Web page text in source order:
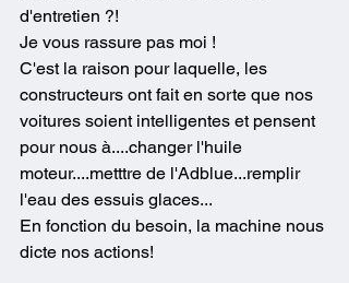
d'entretien ?!
Je vous rassure pas moi !
C'est la raison pour laquelle, les
constructeurs ont fait en sorte que nos
voitures soient intelligentes et pensent
pour nous à....changer l'huile
moteur....metttre de l'Adblue...remplir
l'eau des essuis glaces...
En fonction du besoin, la machine nous
dicte nos actions!